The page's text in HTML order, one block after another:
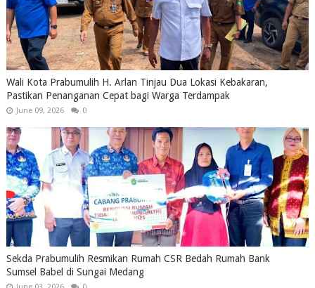
Wali Kota Prabumulih H. Arlan Tinjau Dua Lokasi Kebakaran,
Pastikan Penanganan Cepat bagi Warga Terdampak
June 09, 2026 0
Sekda Prabumulih Resmikan Rumah CSR Bedah Rumah Bank
Sumsel Babel di Sungai Medang